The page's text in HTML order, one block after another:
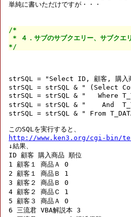
単純に書いただけですが・・・
/*
* ４．サブのサブクエリー、サブクエ
*/
strSQL = "Select ID, 顧客, 購入
strSQL = strSQL & " (Select
strSQL = strSQL & "   Where
strSQL = strSQL & "    And
strSQL = strSQL & " From
http://www.ken3.org/cgi-bin/
↓結果、
ID 顧客 購入商品 順位
1 顧客１ 商品Ａ 0
2 顧客１ 商品Ｂ 1
3 顧客２ 商品Ｂ 0
4 顧客２ 商品Ｃ 1
5 顧客３ 商品Ａ 0
6 三流君 VBA解説本 3